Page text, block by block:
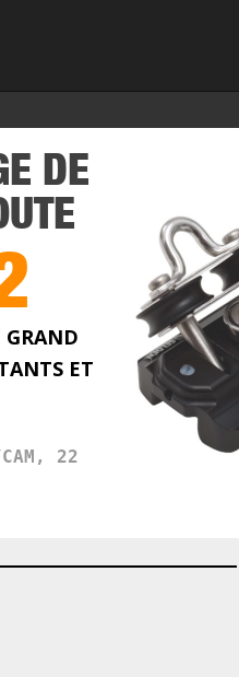
DE
GRAND
ET
22